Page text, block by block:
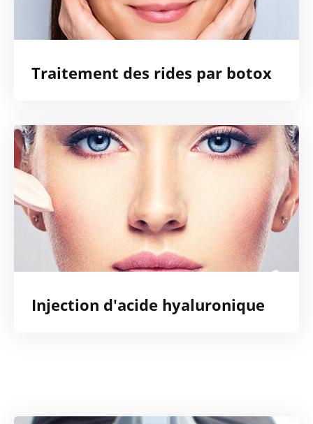
Traitement des rides par botox
Injection d'acide hyaluronique